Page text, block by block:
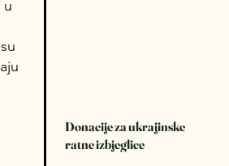
u
Donacije za ukrajinske
ratne izbjeglice